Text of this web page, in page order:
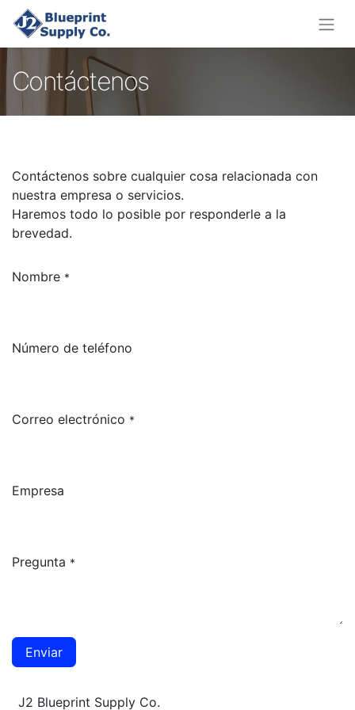
Contáctenos
Contáctenos sobre cualquier cosa relacionada con
nuestra empresa o servicios.
Haremos todo lo posible por responderle a la
brevedad.
Nombre *
Número de teléfono
Correo electrónico *
Empresa
Pregunta *
Enviar
J2 Blueprint Supply Co.